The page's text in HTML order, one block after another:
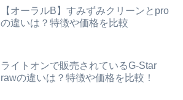
【オーラルB】すみずみクリーンとpro
の違いは？特徴や価格を比較
ライトオンで販売されているG-Star
rawの違いは？特徴や価格を比較！